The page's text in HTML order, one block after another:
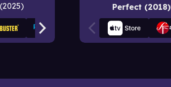
2025 Perfect (2018)